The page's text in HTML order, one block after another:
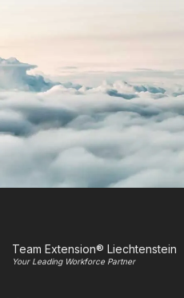
Team Extension® Liechtenstein
Your Leading Workforce Partner